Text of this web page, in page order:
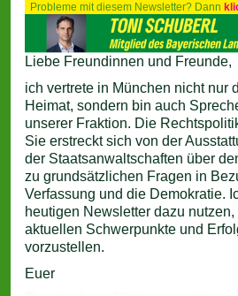
Probleme mit diesem Newsletter? Dann
Liebe Freundinnen und Freunde,
ich vertrete in München nicht nur
Heimat, sondern bin auch
unserer Fraktion. Die
Sie erstreckt sich von der
der Staatsanwaltschaften über
zu grundsätzlichen Fragen in
Verfassung und die Demokratie.
heutigen Newsletter dazu
aktuellen Schwerpunkte und
vorzustellen.
Euer